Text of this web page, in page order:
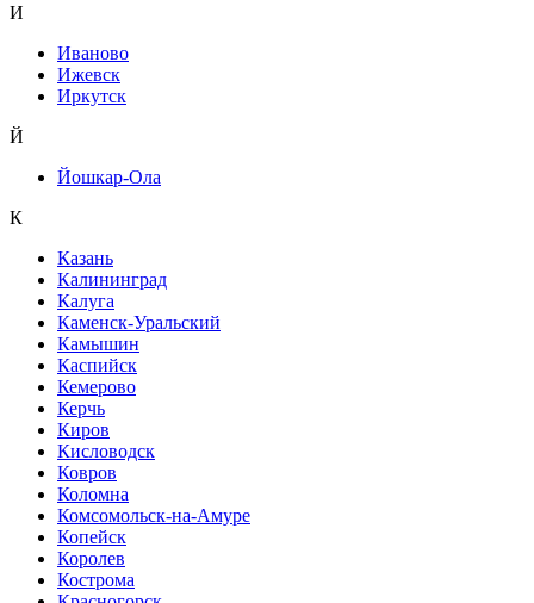
И
Иваново
Ижевск
Иркутск
Й
Йошкар-Ола
К
Казань
Калининград
Калуга
Каменск-Уральский
Камышин
Каспийск
Кемерово
Керчь
Киров
Кисловодск
Ковров
Коломна
Комсомольск-на-Амуре
Копейск
Королев
Кострома